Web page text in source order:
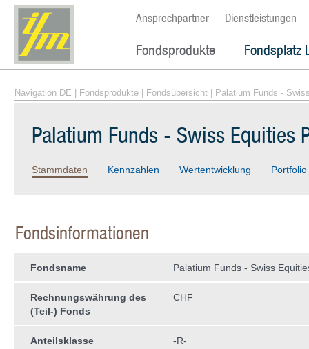
Ansprechpartner Dienstleistungen
Fondsprodukte Fondsplatz
Navigation DE Fondsprodukte Fondsübersicht | Palatium Funds -
Palatium Funds - Swiss Equities
Stammdaten Kennzahlen Wertentwicklung Portfolio
Fondsinformationen
Fondsname Palatium Funds - Swiss
Rechnungswährung des
(Teil-) Fonds
CHF
Anteilsklasse -R-